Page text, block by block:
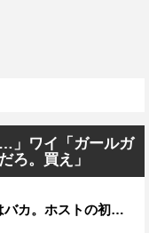
」ワイ「ガールガ
ろ。買え」
飲めてイケメンにチヤホヤされる」